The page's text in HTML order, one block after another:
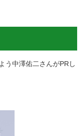
う中澤佑二さんがPRし